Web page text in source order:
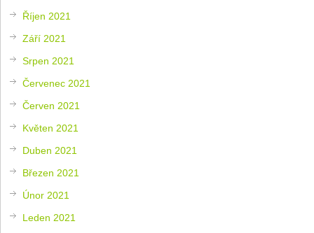
Říjen 2021
Září 2021
Srpen 2021
Červenec 2021
Červen 2021
Květen 2021
Duben 2021
Březen 2021
Únor 2021
Leden 2021